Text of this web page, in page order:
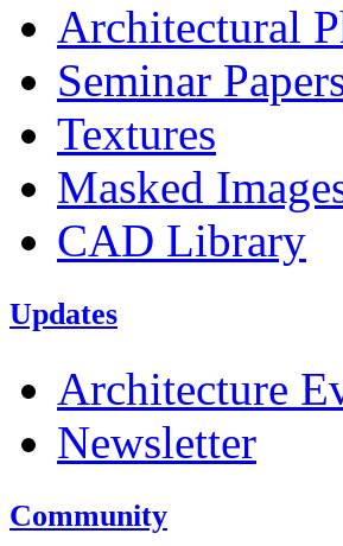
Architectural
Seminar
Textures
Masked
CAD Library
Updates
Architecture
Newsletter
Community